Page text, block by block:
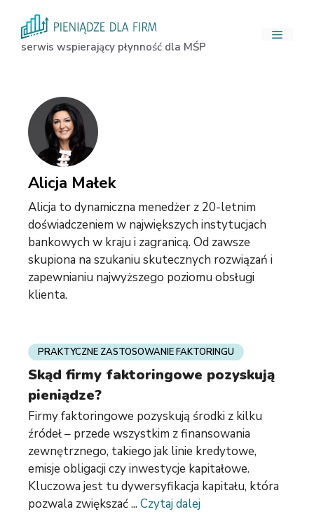
treściserwis wspierający płynność dla MŚP
Menu
Alicja Małek
Alicja to dynamiczna menedżer z 20-letnim
doświadczeniem w największych instytucjach
bankowych w kraju i zagranicą. Od zawsze
skupiona na szukaniu skutecznych rozwiązań i
zapewnianiu najwyższego poziomu obsługi
klienta.
PRAKTYCZNE ZASTOSOWANIE FAKTORINGU
Skąd firmy faktoringowe pozyskują
pieniądze?
Firmy faktoringowe pozyskują środki z kilku
źródeł – przede wszystkim z finansowania
zewnętrznego, takiego jak linie kredytowe,
emisje obligacji czy inwestycje kapitałowe.
Kluczowa jest tu dywersyfikacja kapitału, która
pozwala zwiększać ...Czytaj dalej